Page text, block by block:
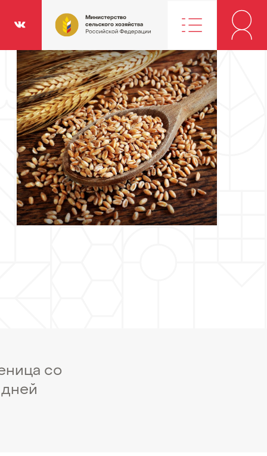
Министерство
сельского
хозяйства
Федерации
Вконтакте
со